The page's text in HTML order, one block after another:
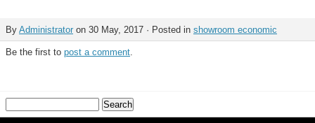
By Administrator on 30 May, 2017 · Posted in showroom economic
Be the first to post a comment.